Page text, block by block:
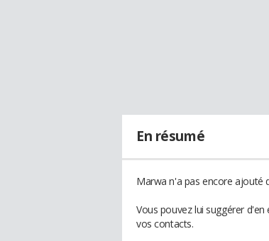
En résumé
Marwa n'a pas encore ajouté
Vous pouvez lui suggérer
vos contacts.